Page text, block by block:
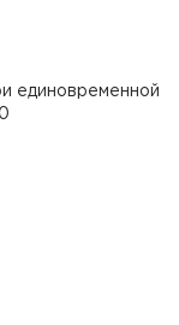
единовременной